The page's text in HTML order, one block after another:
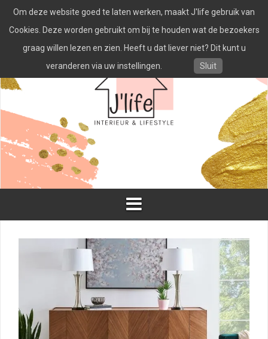
naar
inhoud
Om deze website goed te laten werken, maakt J'life gebruik van
Cookies. Deze worden gebruikt om bij te houden wat de bezoekers
graag willen lezen en zien. Heeft u dat liever niet? Dit kunt u
veranderen via uw instellingen.
Sluit